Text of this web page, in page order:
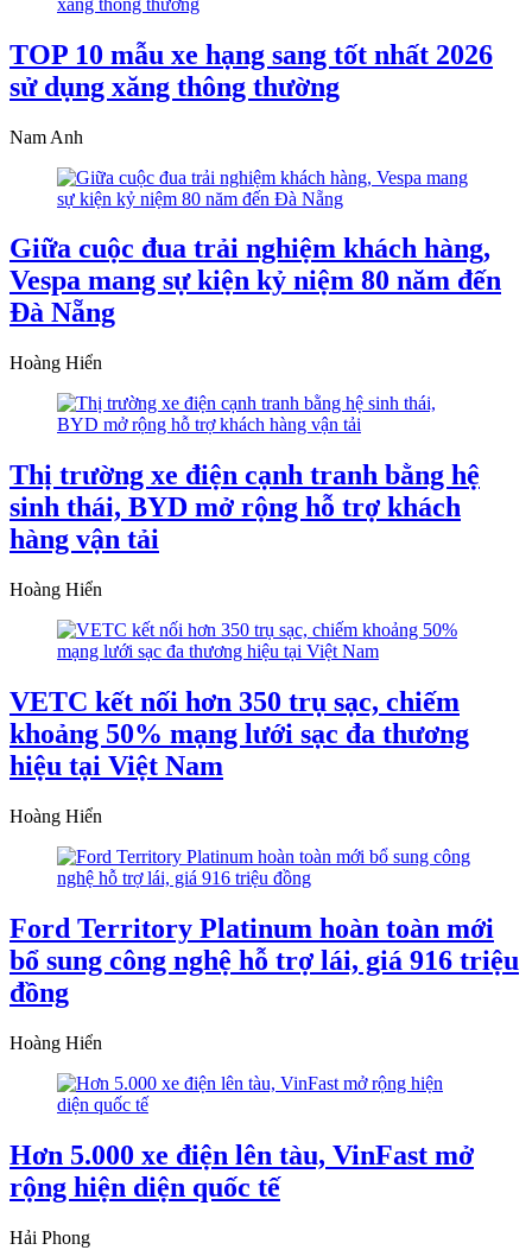
TOP 10 mẫu xe hạng sang tốt nhất 2026
sử dụng xăng thông thường
Nam Anh
Giữa cuộc đua trải nghiệm khách hàng,
Vespa mang sự kiện kỷ niệm 80 năm đến
Đà Nẵng
Hoàng Hiển
Thị trường xe điện cạnh tranh bằng hệ
sinh thái, BYD mở rộng hỗ trợ khách
hàng vận tải
Hoàng Hiển
VETC kết nối hơn 350 trụ sạc, chiếm
khoảng 50% mạng lưới sạc đa thương
hiệu tại Việt Nam
Hoàng Hiển
Ford Territory Platinum hoàn toàn mới
bổ sung công nghệ hỗ trợ lái, giá 916 triệu
đồng
Hoàng Hiển
Hơn 5.000 xe điện lên tàu, VinFast mở
rộng hiện diện quốc tế
Hải Phong